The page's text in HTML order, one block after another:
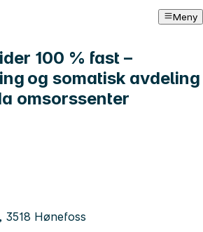
Meny
100 % fast –
og somatisk avdeling
omsorssenter
3518 Hønefoss